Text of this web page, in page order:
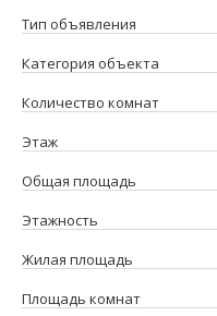
Тип объявления
Категория объекта
Количество комнат
Этаж
Общая площадь
Этажность
Жилая площадь
Площадь комнат